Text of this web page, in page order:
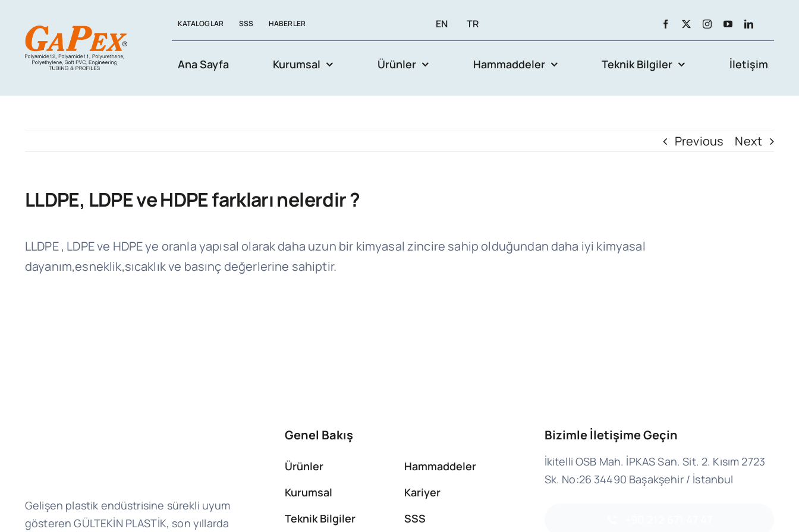
content
KATALOGLAR SSS HABERLER EN TR
Ana Sayfa Kurumsal Ürünler Hammaddeler Teknik Bilgiler İletişim
Previous Next
LLDPE, LDPE ve HDPE farkları nelerdir ?
LLDPE , LDPE ve HDPE ye oranla yapısal olarak daha uzun bir kimyasal zincire sahip olduğundan daha iyi kimyasal
dayanım,esneklik,sıcaklık ve basınç değerlerine sahiptir.
Gelişen plastik endüstrisine sürekli uyum
gösteren GÜLTEKİN PLASTİK, son yıllarda
Genel Bakış
Ürünler
Kurumsal
Teknik Bilgiler
Hammaddeler
Kariyer
SSS
Bizimle İletişime Geçin
İkitelli OSB Mah. İPKAS San. Sit. 2. Kısım 2723
Sk. No:26 34490 Başakşehir / İstanbul